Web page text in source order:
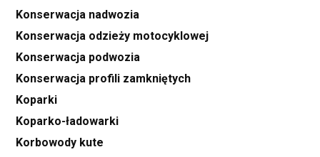
Konserwacja nadwozia
Konserwacja odzieży motocyklowej
Konserwacja podwozia
Konserwacja profili zamkniętych
Koparki
Koparko-ładowarki
Korbowody kute